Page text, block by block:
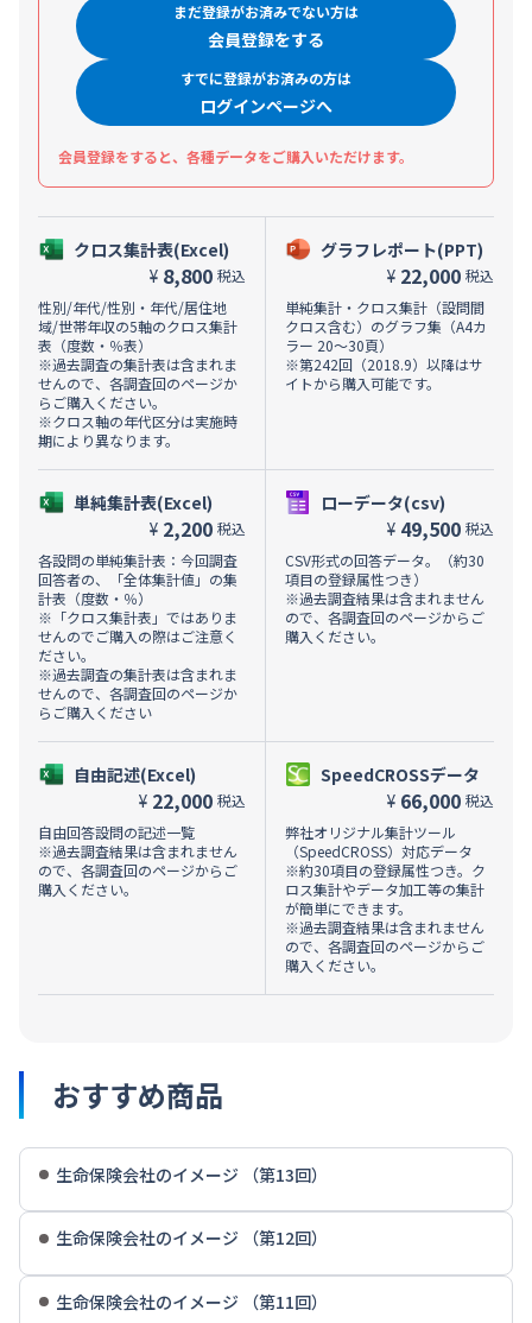
まだ登録がお済みでない方は
会員登録をする
すでに登録がお済みの方は
ログインページへ
会員登録をすると、各種データをご購入いただけます。
クロス集計表(Excel)
¥ 8,800 税込
性別/年代/性別・年代/居住地
域/世帯年収の5軸のクロス集計
表（度数・％表）
※過去調査の集計表は含まれま
せんので、各調査回のページか
らご購入ください。
※クロス軸の年代区分は実施時
期により異なります。
単純集計表(Excel)
¥ 2,200 税込
各設問の単純集計表：今回調査
回答者の、「全体集計値」の集
計表（度数・％）
※「クロス集計表」ではありま
せんのでご購入の際はご注意く
ださい。
※過去調査の集計表は含まれま
せんので、各調査回のページか
らご購入ください
自由記述(Excel)
¥ 22,000 税込
自由回答設問の記述一覧
※過去調査結果は含まれません
ので、各調査回のページからご
購入ください。
グラフレポート(PPT)
¥ 22,000 税込
単純集計・クロス集計（設問間
クロス含む）のグラフ集（A4カ
ラー 20～30頁）
※第242回（2018.9）以降はサ
イトから購入可能です。
ローデータ(csv)
¥ 49,500 税込
CSV形式の回答データ。（約30
項目の登録属性つき）
※過去調査結果は含まれません
ので、各調査回のページからご
購入ください。
SpeedCROSSデータ
¥ 66,000 税込
弊社オリジナル集計ツール
（SpeedCROSS）対応データ
※約30項目の登録属性つき。ク
ロス集計やデータ加工等の集計
が簡単にできます。
※過去調査結果は含まれません
ので、各調査回のページからご
購入ください。
おすすめ商品
生命保険会社のイメージ （第13回）
生命保険会社のイメージ （第12回）
生命保険会社のイメージ （第11回）